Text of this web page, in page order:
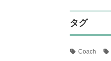
タグ
Coach